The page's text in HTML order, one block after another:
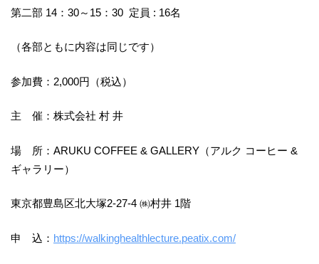
第二部 14：30～15：30 定員 : 16名
（各部ともに内容は同じです）
参加費：2,000円（税込）
主 催：株式会社 村 井
場 所：ARUKU COFFEE & GALLERY（アルク コーヒー &
ギャラリー）
東京都豊島区北大塚2-27-4 ㈱村井 1階
申 込： https://walkinghealthlecture.peatix.com/